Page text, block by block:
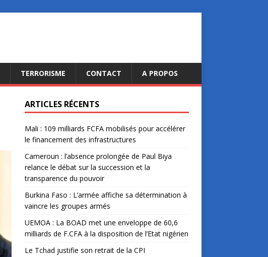
TERRORISME CONTACT A PROPOS
ARTICLES RÉCENTS
Mali : 109 milliards FCFA mobilisés pour accélérer
le financement des infrastructures
Cameroun : l’absence prolongée de Paul Biya
relance le débat sur la succession et la
transparence du pouvoir
Burkina Faso : L’armée affiche sa détermination à
vaincre les groupes armés
UEMOA : La BOAD met une enveloppe de 60,6
milliards de F.CFA à la disposition de l’Etat nigérien
Le Tchad justifie son retrait de la CPI